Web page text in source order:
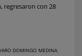
regresaron con 28
DOMINGO MEDINA